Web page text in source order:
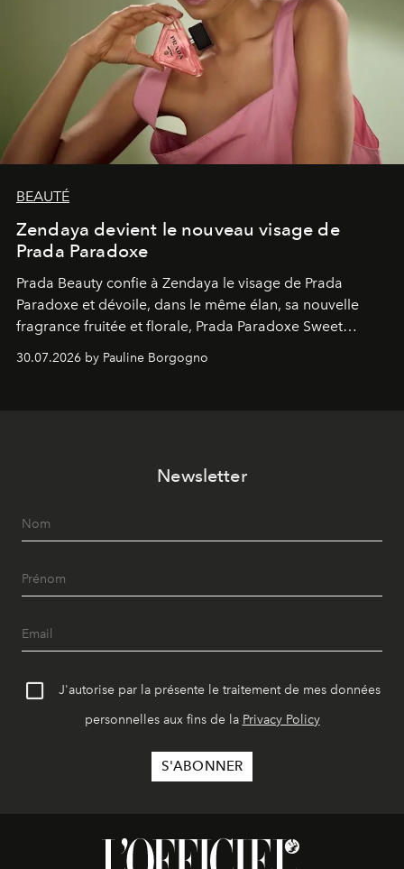
BEAUTÉ
Zendaya devient le nouveau visage de
Prada Paradoxe
Prada Beauty confie à Zendaya le visage de Prada
Paradoxe et dévoile, dans le même élan, sa nouvelle
fragrance fruitée et florale, Prada Paradoxe Sweet
30.07.2026 by Pauline Borgogno
Newsletter
J'autorise par la présente le traitement de mes données
personnelles aux fins de la Privacy Policy